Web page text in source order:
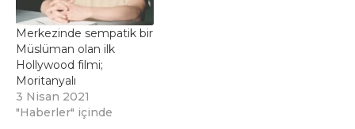
Merkezinde sempatik bir
Müslüman olan ilk
Hollywood filmi;
Moritanyalı
3 Nisan 2021
"Haberler" içinde